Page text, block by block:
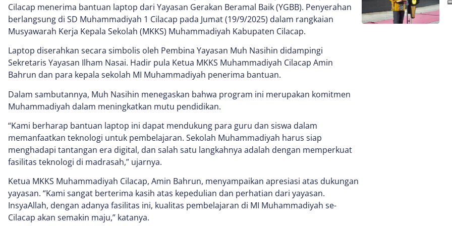
Cilacap menerima bantuan laptop dari Yayasan Gerakan Beramal Baik (YGBB). Penyerahan
berlangsung di SD Muhammadiyah 1 Cilacap pada Jumat (19/9/2025) dalam rangkaian
Musyawarah Kerja Kepala Sekolah (MKKS) Muhammadiyah Kabupaten Cilacap.
Laptop diserahkan secara simbolis oleh Pembina Yayasan Muh Nasihin didampingi
Sekretaris Yayasan Ilham Nasai. Hadir pula Ketua MKKS Muhammadiyah Cilacap Amin
Bahrun dan para kepala sekolah MI Muhammadiyah penerima bantuan.
Dalam sambutannya, Muh Nasihin menegaskan bahwa program ini merupakan komitmen
Muhammadiyah dalam meningkatkan mutu pendidikan.
“Kami berharap bantuan laptop ini dapat mendukung para guru dan siswa dalam
memanfaatkan teknologi untuk pembelajaran. Sekolah Muhammadiyah harus siap
menghadapi tantangan era digital, dan salah satu langkahnya adalah dengan memperkuat
fasilitas teknologi di madrasah,” ujarnya.
Ketua MKKS Muhammadiyah Cilacap, Amin Bahrun, menyampaikan apresiasi atas dukungan
yayasan. “Kami sangat berterima kasih atas kepedulian dan perhatian dari yayasan.
InsyaAllah, dengan adanya fasilitas ini, kualitas pembelajaran di MI Muhammadiyah se-
Cilacap akan semakin maju,” katanya.